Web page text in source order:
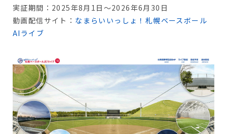
実証期間：2025年8月1日～2026年6月30日
動画配信サイト： なまらいいっしょ！札幌ベースボール
AIライブ